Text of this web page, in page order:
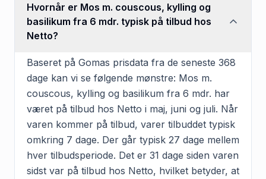
Hvornår er Mos m. couscous, kylling og
basilikum fra 6 mdr. typisk på tilbud hos
Netto?
Baseret på Gomas prisdata fra de seneste 368
dage kan vi se følgende mønstre: Mos m.
couscous, kylling og basilikum fra 6 mdr. har
været på tilbud hos Netto i maj, juni og juli. Når
varen kommer på tilbud, varer tilbuddet typisk
omkring 7 dage. Der går typisk 27 dage mellem
hver tilbudsperiode. Det er 31 dage siden varen
sidst var på tilbud hos Netto, hvilket betyder, at